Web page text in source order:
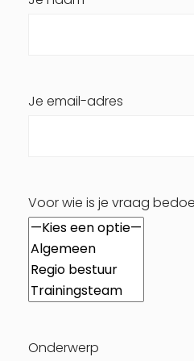
Je email-adres
Voor wie is je vraag
Onderwerp